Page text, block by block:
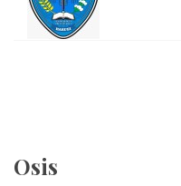
Osis